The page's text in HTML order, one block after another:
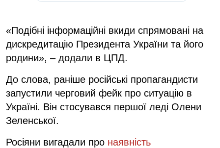
«Подібні інформаційні вкиди спрямовані на
дискредитацію Президента України та його
родини», – додали в ЦПД.
До слова, раніше російські пропагандисти
запустили черговий фейк про ситуацію в
Україні. Він стосувався першої леді Олени
Зеленської.
Росіяни вигадали про наявність